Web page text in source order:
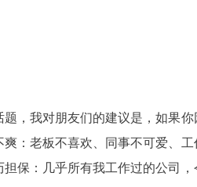
我对朋友们的建议是，如果你
：老板不喜欢、同事不可爱、工
保：几乎所有我工作过的公司，